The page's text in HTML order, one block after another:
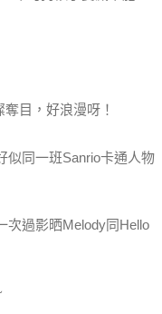
目，好浪漫呀！
似同一班Sanrio卡通人物
次過影晒Melody同Hello